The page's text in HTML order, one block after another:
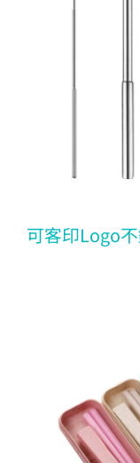
可客印Logo